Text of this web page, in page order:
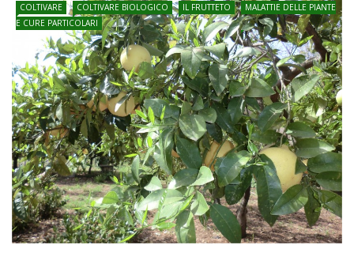
COLTIVARE COLTIVARE BIOLOGICO IL FRUTTETO
MALATTIE DELLE PIANTE
E CURE PARTICOLARI